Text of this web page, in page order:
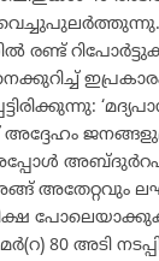
രണ്ട്
അദ്ദേഹം
അതേറ്റവും
80 അടി